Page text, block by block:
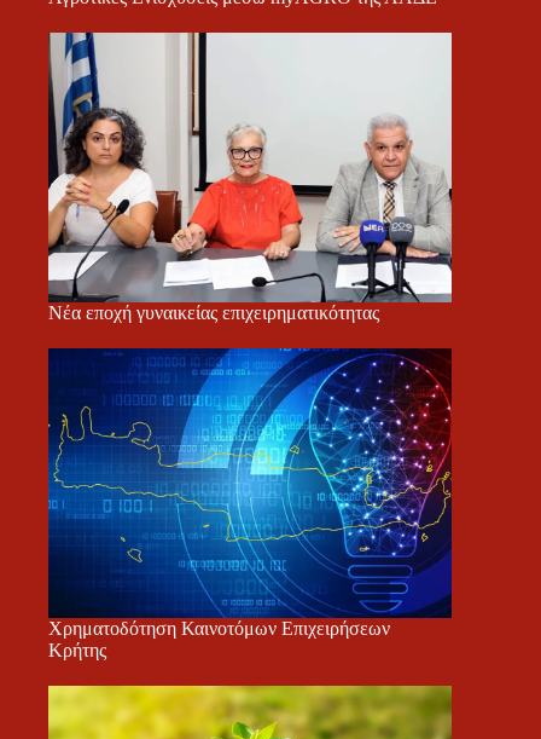
Νέα εποχή γυναικείας επιχειρηματικότητας
Χρηματοδότηση Καινοτόμων Επιχειρήσεων
Κρήτης